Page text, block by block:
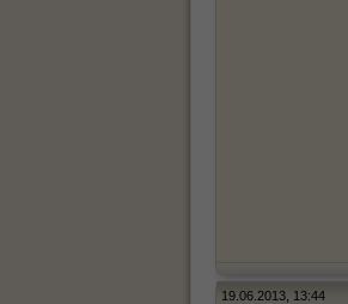
19.06.2013, 13:44